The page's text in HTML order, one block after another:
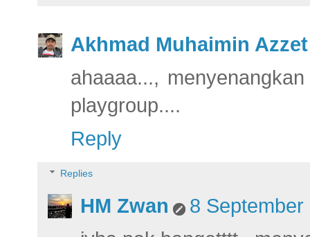
Akhmad Muhaimin Azzet
ahaaaa...,
playgroup....
Reply
Replies
HM Zwan
8